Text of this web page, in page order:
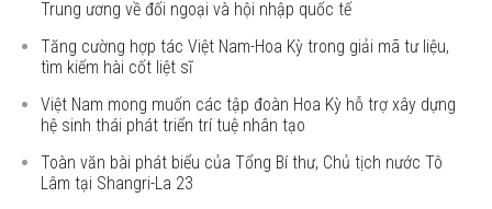
Trung ương về đối ngoại và hội nhập quốc tế
Tăng cường hợp tác Việt Nam-Hoa Kỳ trong giải mã tư liệu,
tìm kiếm hài cốt liệt sĩ
Việt Nam mong muốn các tập đoàn Hoa Kỳ hỗ trợ xây dựng
hệ sinh thái phát triển trí tuệ nhân tạo
Toàn văn bài phát biểu của Tổng Bí thư, Chủ tịch nước Tô
Lâm tại Shangri-La 23